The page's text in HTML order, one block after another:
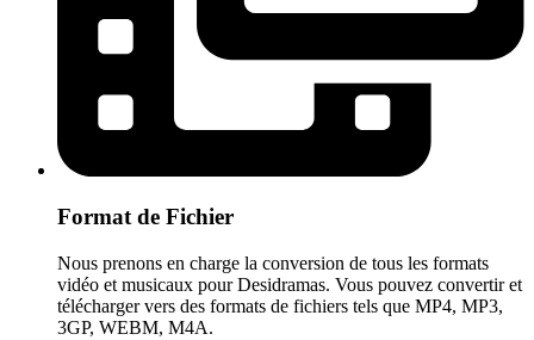
Format de Fichier
Nous prenons en charge la conversion de tous les formats
vidéo et musicaux pour Desidramas. Vous pouvez convertir et
télécharger vers des formats de fichiers tels que MP4, MP3,
3GP, WEBM, M4A.